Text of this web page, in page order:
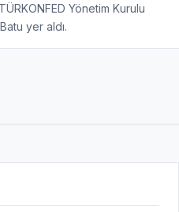
Yönetim Kurulu
yer aldı.